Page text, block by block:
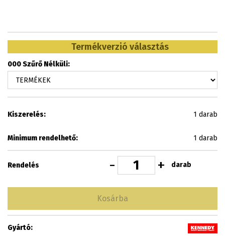
Termékverzió választás
000 Szűrő Nélküli:
Kiszerelés: 1 darab
Minimum rendelhető: 1 darab
Rendelés - + darab
Kosárba
Gyártó: